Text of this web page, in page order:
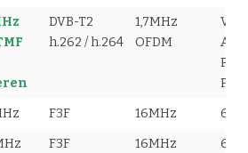
DVB-T2
h.262 / h.264
1,7MHz
OFDM
F3F 16MHz
F3F 16MHz